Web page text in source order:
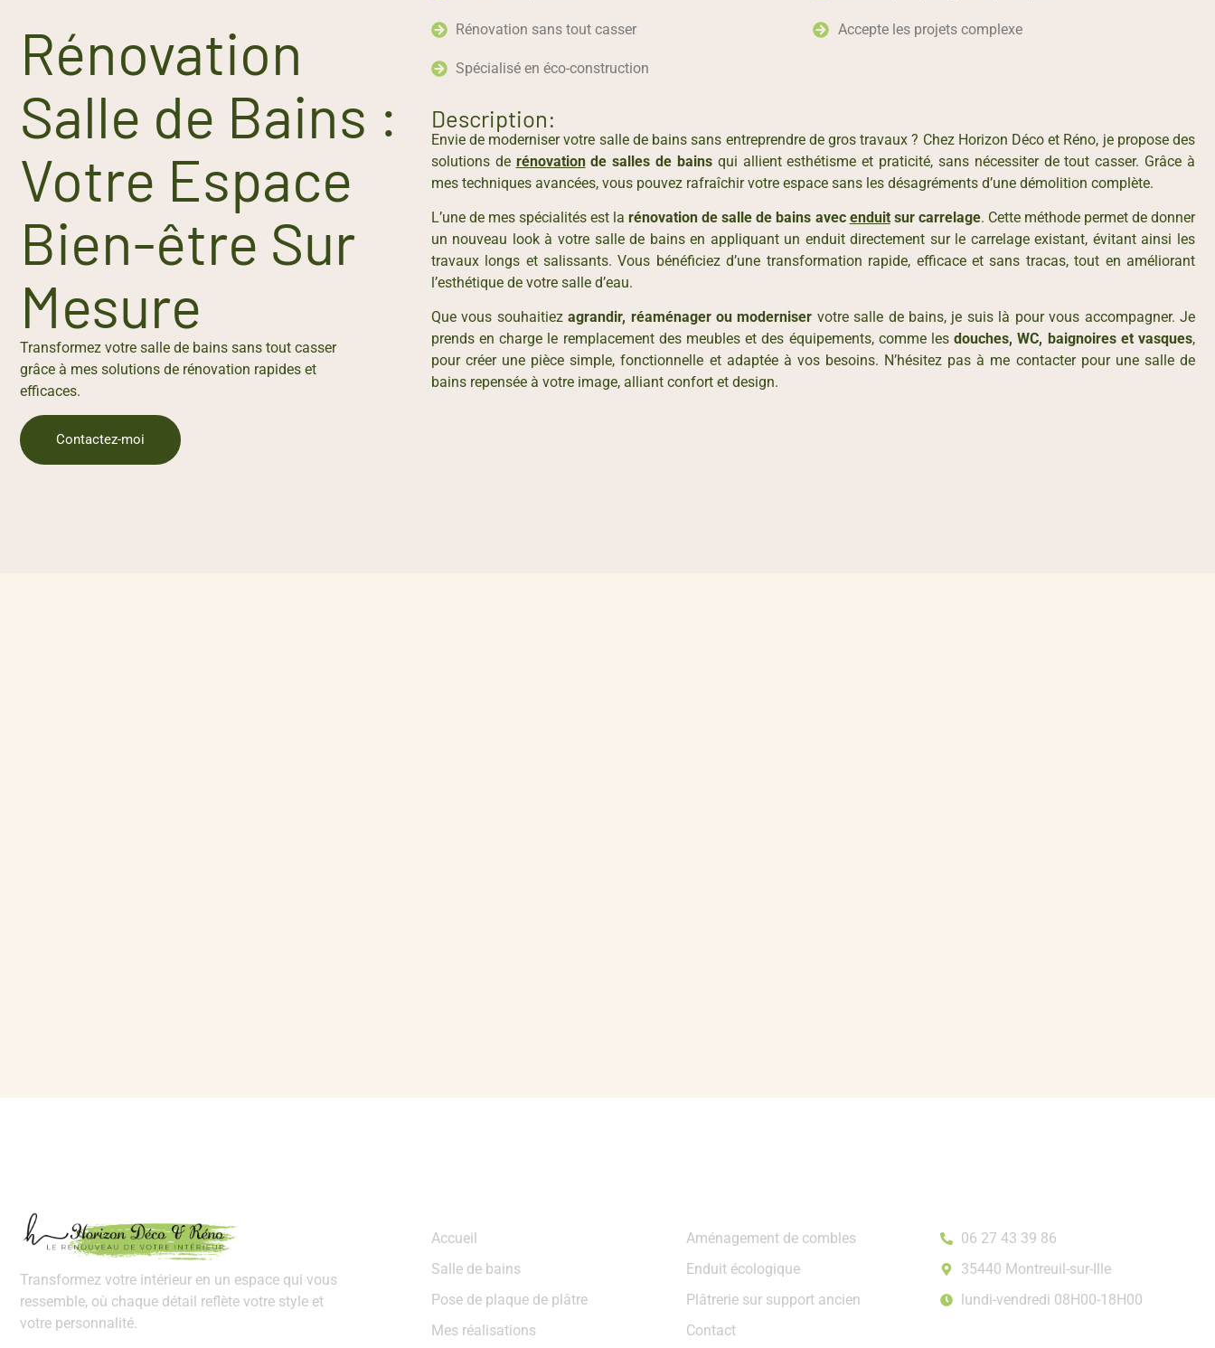
Rénovation
Salle de Bains :
Votre Espace
Bien-être Sur
Mesure
Transformez votre salle de bains sans tout casser
grâce à mes solutions de rénovation rapides et
efficaces.
Contactez-moi
Rénovation sans tout casser
Spécialisé en éco-construction
Accepte les projets complexe
Description:
Envie de moderniser votre salle de bains sans entreprendre de gros travaux ? Chez Horizon Déco et Réno, je propose des
solutions de rénovationde salles de bainsqui allient esthétisme et praticité, sans nécessiter de tout casser. Grâce à
mes techniques avancées, vous pouvez rafraîchir votre espace sans les désagréments d’une démolition complète.
L’une de mes spécialités est larénovation de salle de bains avec enduitsur carrelage. Cette méthode permet de donner
un nouveau look à votre salle de bains en appliquant un enduit directement sur le carrelage existant, évitant ainsi les
travaux longs et salissants. Vous bénéficiez d’une transformation rapide, efficace et sans tracas, tout en améliorant
l’esthétique de votre salle d’eau.
Que vous souhaitiezagrandir, réaménager ou moderniser votre salle de bains, je suis là pour vous accompagner. Je
prends en charge le remplacement des meubles et des équipements, comme lesdouches, WC, baignoires et vasques,
pour créer une pièce simple, fonctionnelle et adaptée à vos besoins. N’hésitez pas à me contacter pour une salle de
bains repensée à votre image, alliant confort et design.
Transformez votre intérieur en un espace qui vous
ressemble, où chaque détail reflète votre style et
votre personnalité.
Accueil
Salle de bains
Pose de plaque de plâtre
Mes réalisations
Aménagement de combles
Enduit écologique
Plâtrerie sur support ancien
Contact
06 27 43 39 86
35440 Montreuil-sur-Ille
lundi-vendredi 08H00-18H00